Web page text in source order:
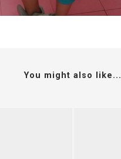
You might also like...